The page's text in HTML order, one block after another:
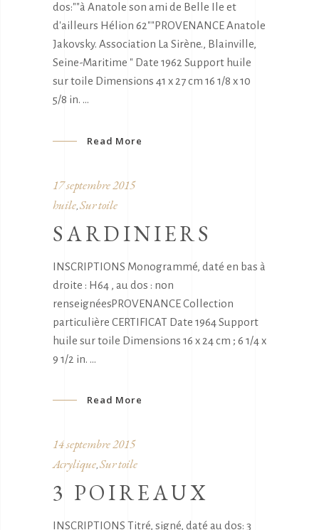
dos:""à Anatole son ami de Belle Ile et
d'ailleurs Hélion 62""PROVENANCE Anatole
Jakovsky. Association La Sirène., Blainville,
Seine-Maritime " Date 1962 Support huile
sur toile Dimensions 41 x 27 cm 16 1/8 x 10
5/8 in.
Read More
17 septembre 2015
huile Sur toile
SARDINIERS
INSCRIPTIONS Monogrammé, daté en bas à
droite : H64 , au dos : non
renseignéesPROVENANCE Collection
particulière CERTIFICAT Date 1964 Support
huile sur toile Dimensions 16 x 24 cm ; 6 1/4 x
9 1/2 in.
Read More
14 septembre 2015
Acrylique, Sur toile
3 POIREAUX
INSCRIPTIONS Titré, signé, daté au dos: 3